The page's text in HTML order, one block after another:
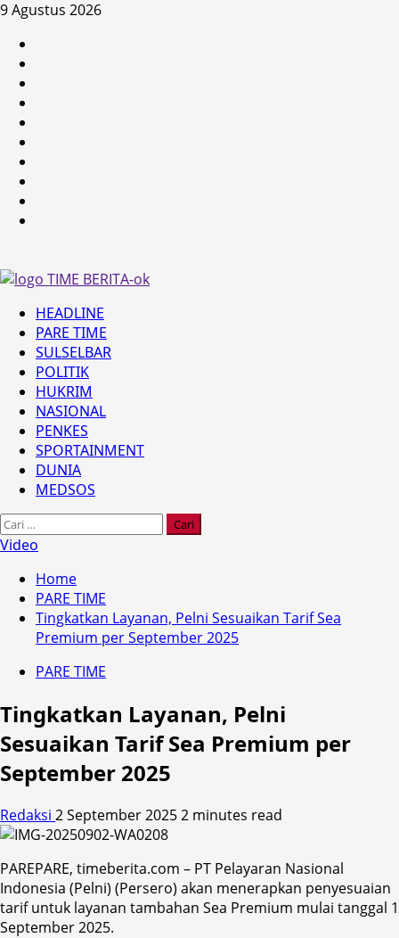
Skip
content
9 Agustus 2026
Primary
Menu
HEADLINE
PARE TIME
SULSELBAR
POLITIK
HUKRIM
NASIONAL
PENKES
SPORTAINMENT
DUNIA
MEDSOS
Cari
untuk:
Video
Home
PARE TIME
Tingkatkan Layanan, Pelni Sesuaikan Tarif Sea
Premium per September 2025
PARE TIME
Tingkatkan Layanan, Pelni
Sesuaikan Tarif Sea Premium per
September 2025
Redaksi 2 September 20252 minutes read
PAREPARE, timeberita.com – PT Pelayaran Nasional
Indonesia (Pelni) (Persero) akan menerapkan penyesuaian
tarif untuk layanan tambahan Sea Premium mulai tanggal 1
September 2025.